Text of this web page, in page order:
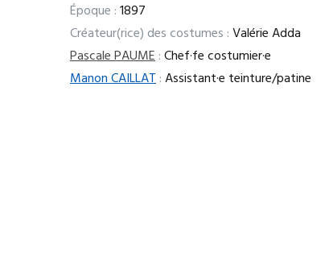
Époque :1897
Créateur(rice) des costumes :Valérie Adda
Pascale PAUME:Chef·fe costumier·e
Manon CAILLAT:Assistant·e teinture/patine